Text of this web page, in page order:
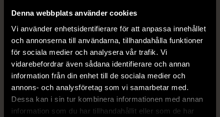
Denna webbplats använder cookies
Vi använder enhetsidentifierare för att anpassa innehållet
och annonserna till användarna, tillhandahålla funktioner
för sociala medier och analysera vår trafik. Vi
vidarebefordrar även sådana identifierare och annan
information från din enhet till de sociala medier och
annons- och analysföretag som vi samarbetar med.
Dessa kan i sin tur kombinera informationen med annan
information som du har tillhandahållit eller som de har